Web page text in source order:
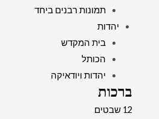
תמונות רבנים ביחד
יהדות
בית המקדש
הכותל
יהדות ויודאיקה
ברכות
12 שבטים